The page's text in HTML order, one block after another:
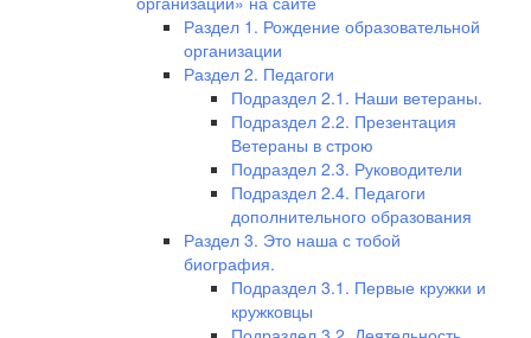
Раздел 1. Рождение образовательной
организации
Раздел 2. Педагоги
Подраздел 2.1. Наши ветераны.
Подраздел 2.2. Презентация
Ветераны в строю
Подраздел 2.3. Руководители
Подраздел 2.4. Педагоги
дополнительного образования
Раздел 3. Это наша с тобой
биография.
Подраздел 3.1. Первые кружки и
кружковцы